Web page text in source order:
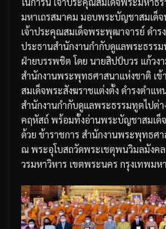
มหาเถรสมาคม มอบพระบัญชาสมเด็จ
เจ้าประคุณสมเด็จพระพุฒาจารย์ ดำร
ประธานสำนักงานกำกับดูแลพระธรร
ฝ่ายบรรพชิต โดย นายสิปป์บวร แก้วง
สำนักงานพระพุทธศาสนาแห่งชาติ เ
สมเด็จพระสังฆราชแต่งตั้ง ดำรงตำแห
สำนักงานกำกับดูแลพระธรรมทูตไปต่า
คฤหัสถ์ พร้อมทั้งอ่านพระบัญชาสมเด็
ด้วย ข้าราชการ สำนักงานพระพุทธศา
ณพระอุโบสถวัดพระเชตุพนวิมลมังคล
วรมหาวิหาร เขตพระนคร กรุงเทพมห